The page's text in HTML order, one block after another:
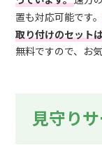
置も対応可能です
取り付けのセット
無料ですので、お
見守り